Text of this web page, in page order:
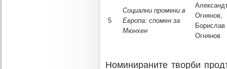
5
Социални промени в
Европа: спомен за
Мюнхен
Огнянов,
Борислав
Огнянов
Номинираните творби